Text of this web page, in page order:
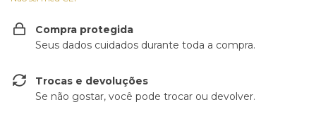
Compra protegida
Seus dados cuidados durante toda a compra.
Trocas e devoluções
Se não gostar, você pode trocar ou devolver.